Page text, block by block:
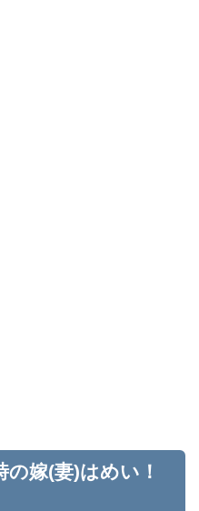
の嫁(妻)はめい！